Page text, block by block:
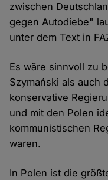
zwischen
gegen Autodiebe"
unter dem Text in
Es wäre sinnvoll zu
Szymański als auch
konservative
und mit den Polen
kommunistischen
waren.
In Polen ist die